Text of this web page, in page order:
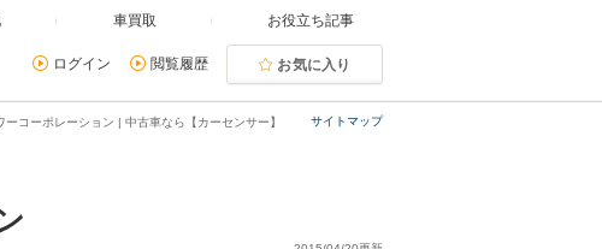
車買取 お役立ち記事
ログイン 閲覧履歴 お気に入り
サイトマップ
ーポレーション | 中古車なら【カーセンサー】